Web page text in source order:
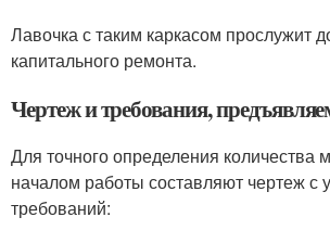
Лавочка с таким каркасом прослужит
капитального ремонта.
Чертеж и требования,
Для точного определения количества
началом работы составляют чертеж с
требований: